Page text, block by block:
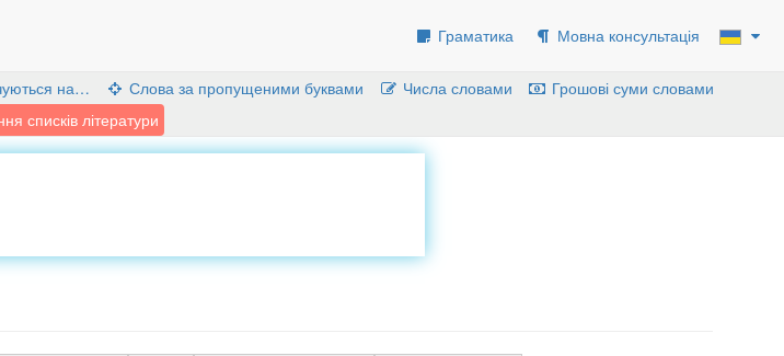
Граматика Мовна консультація
на… Слова за пропущеними буквами Числа словами
Грошові суми словами
списків літератури